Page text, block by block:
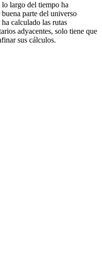
largo del tiempo ha
parte del universo
calculado las rutas
adyacentes, solo tiene que
sus cálculos.